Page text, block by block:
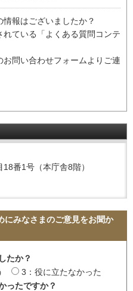
情報はございましたか？
れている「よくある質問コンテ
問い合わせフォームよりご連
番1号（本庁舎8階）
にみなさまのご意見をお聞か
たか？
3：役に立たなかった
ったですか？